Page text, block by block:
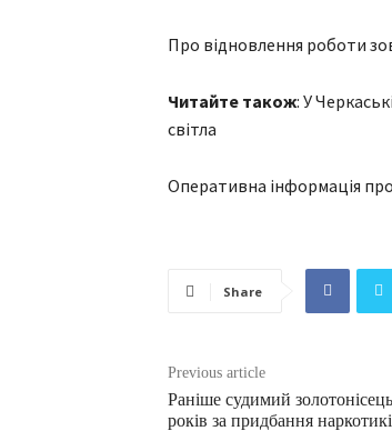
Про відновлення роботи
Читайте також: У
світла
Оперативна інформація
Share
Previous article
Раніше судимий
років за придбання